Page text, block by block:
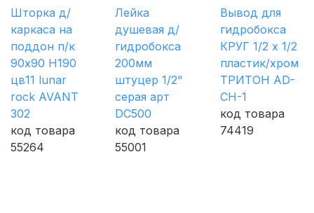
Шторка д/
каркаса на
поддон п/к
90х90 H190
цв11 lunar
rock AVANT
302
код товара
55264
Лейка
душевая д/
гидробокса
200мм
штуцер 1/2"
серая арт
DC500
код товара
55001
Вывод для
гидробокса
КРУГ 1/2 х 1/2
пластик/хром
ТРИТОН AD-
CH-1
код товара
74419